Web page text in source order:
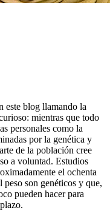
este blog llamando la
mientras que todo
personales como la
por la genética y
de la población cree
a voluntad. Estudios
el ochenta
son genéticos y que,
pueden hacer para